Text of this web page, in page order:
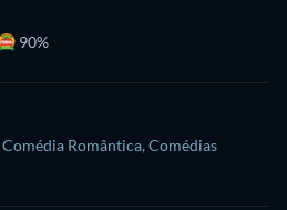
90%
Comédia Romântica, Comédias